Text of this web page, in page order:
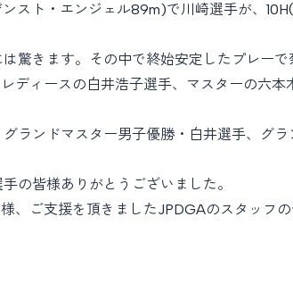
スト・エンジェル89m)で川崎選手が、
驚きます。その中で終始安定したプレー
ディースの白井浩子選手、マスターの六
ランドマスター男子優勝・白井選手、グ
の皆様ありがとうございました。
ご支援を頂きましたJPDGAのスタッフの